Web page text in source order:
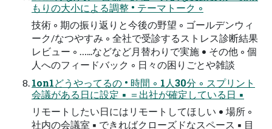
もりの大小による調整 • テーマトーク ◦
技術 ◦ 期の振り返りと今後の野望 ◦ ゴールデンウィ
ーク/なつやすみ ◦ 全社で受診するストレス診断結果
レビュー ◦ …...などなど月替わりで実施 • その他 ◦ 個
人へのフィードバック ◦ 日々の困りごとや雑談
1on1どうやってるの • 時間 ◦ 1人30分 ◦ スプリント
会議がある日に設定 ▪ ＝出社が確定している日 ▪
リモートしたい日にはリモートしてほしい • 場所 ◦
社内の会議室 ▪ できればクローズドなスペース ▪ 目